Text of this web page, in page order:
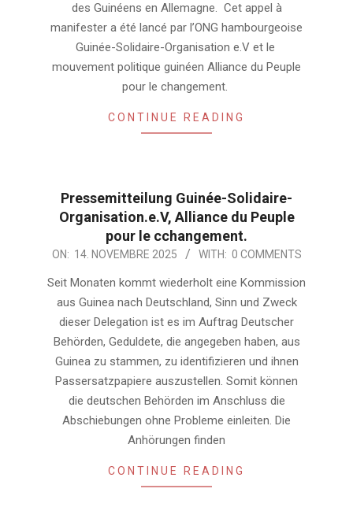
des Guinéens en Allemagne. Cet appel à
manifester a été lancé par l’ONG hambourgeoise
Guinée-Solidaire-Organisation e.V et le
mouvement politique guinéen Alliance du Peuple
pour le changement.
CONTINUE READING
Pressemitteilung Guinée-Solidaire-
Organisation.e.V, Alliance du Peuple
pour le cchangement.
2025-
ON: 14. NOVEMBRE 2025 WITH: 0 COMMENTS
Seit Monaten kommt wiederholt eine Kommission
aus Guinea nach Deutschland, Sinn und Zweck
dieser Delegation ist es im Auftrag Deutscher
Behörden, Geduldete, die angegeben haben, aus
Guinea zu stammen, zu identifizieren und ihnen
Passersatzpapiere auszustellen. Somit können
die deutschen Behörden im Anschluss die
Abschiebungen ohne Probleme einleiten. Die
Anhörungen finden
CONTINUE READING